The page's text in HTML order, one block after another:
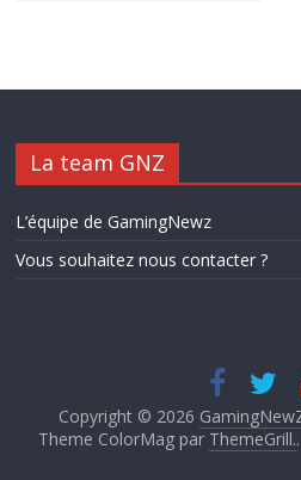
La team GNZ
L’équipe de GamingNewz
Vous souhaitez nous contacter ?
Copyright © 2026
Theme ColorMag par ThemeGrill.